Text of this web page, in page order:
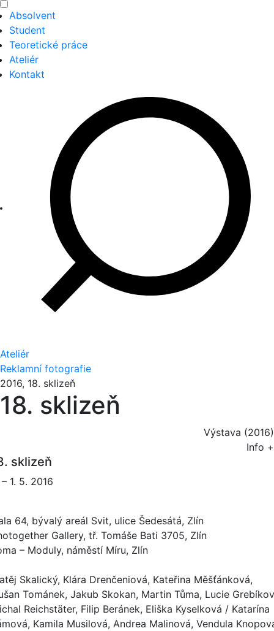
Absolvent
Student
Teoretické práce
Ateliér
Kontakt
Ateliér
Reklamní fotografie
2016, 18. sklizeň
18. sklizeň
Výstava (2016)
Info +
sklizeň
1. 5. 2016
64, bývalý areál Svit, ulice Šedesátá, Zlín
Gallery, tř. Tomáše Bati 3705, Zlín
– Moduly, náměstí Míru, Zlín
Skalický, Klára Drenčeniová, Kateřina Měšťánková,
Tománek, Jakub Skokan, Martin Tůma, Lucie
Reichstäter, Filip Beránek, Eliška Kyselková / Katarína
Kamila Musilová, Andrea Malinová, Vendula